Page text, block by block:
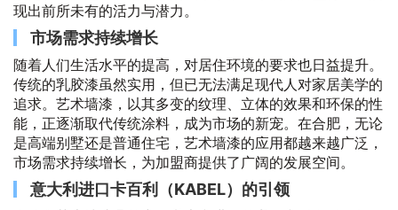
现出前所未有的活力与潜力。
市场需求持续增长
随着人们生活水平的提高，对居住环境的要求也日益提升。
传统的乳胶漆虽然实用，但已无法满足现代人对家居美学的
追求。艺术墙漆，以其多变的纹理、立体的效果和环保的性
能，正逐渐取代传统涂料，成为市场的新宠。在合肥，无论
是高端别墅还是普通住宅，艺术墙漆的应用都越来越广泛，
市场需求持续增长，为加盟商提供了广阔的发展空间。
意大利进口卡百利（KABEL）的引领